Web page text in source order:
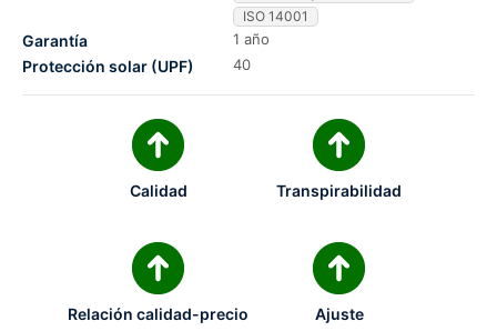
ISO 14001
Garantía 1 año
Protección solar (UPF) 40
Calidad Transpirabilidad
Relación calidad-precio Ajuste